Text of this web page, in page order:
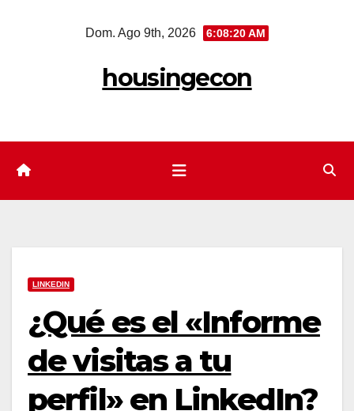
Dom. Ago 9th, 2026 6:08:22 AM
housingecon
LINKEDIN
¿Qué es el «Informe
de visitas a tu
perfil» en LinkedIn?